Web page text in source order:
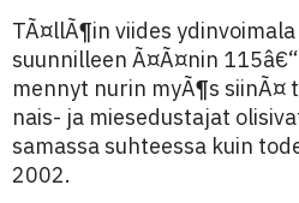
TÃ¤llÃ¶in viides
suunnilleen Ã¤Ã¤nin
mennyt nurin myÃ¶s siinÃ¤
nais- ja miesedustajat
samassa suhteessa kuin
2002.